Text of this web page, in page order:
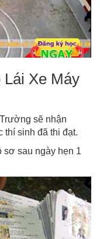
Xe Máy
sẽ nhận
thí sinh đã thi đạt.
sơ sau ngày hẹn 1